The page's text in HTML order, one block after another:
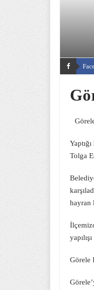
Tolga
hayran
Görele